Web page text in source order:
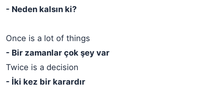
- Neden kalsın ki?
Once is a lot of things
- Bir zamanlar çok şey var
Twice is a decision
- İki kez bir karardır